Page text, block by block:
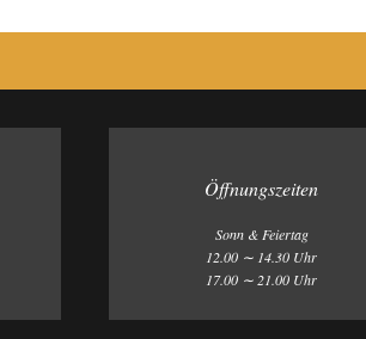
Öffnungszeiten
Sonn & Feiertag
12.00 ∼ 14.30 Uhr
17.00 ∼ 21.00 Uhr